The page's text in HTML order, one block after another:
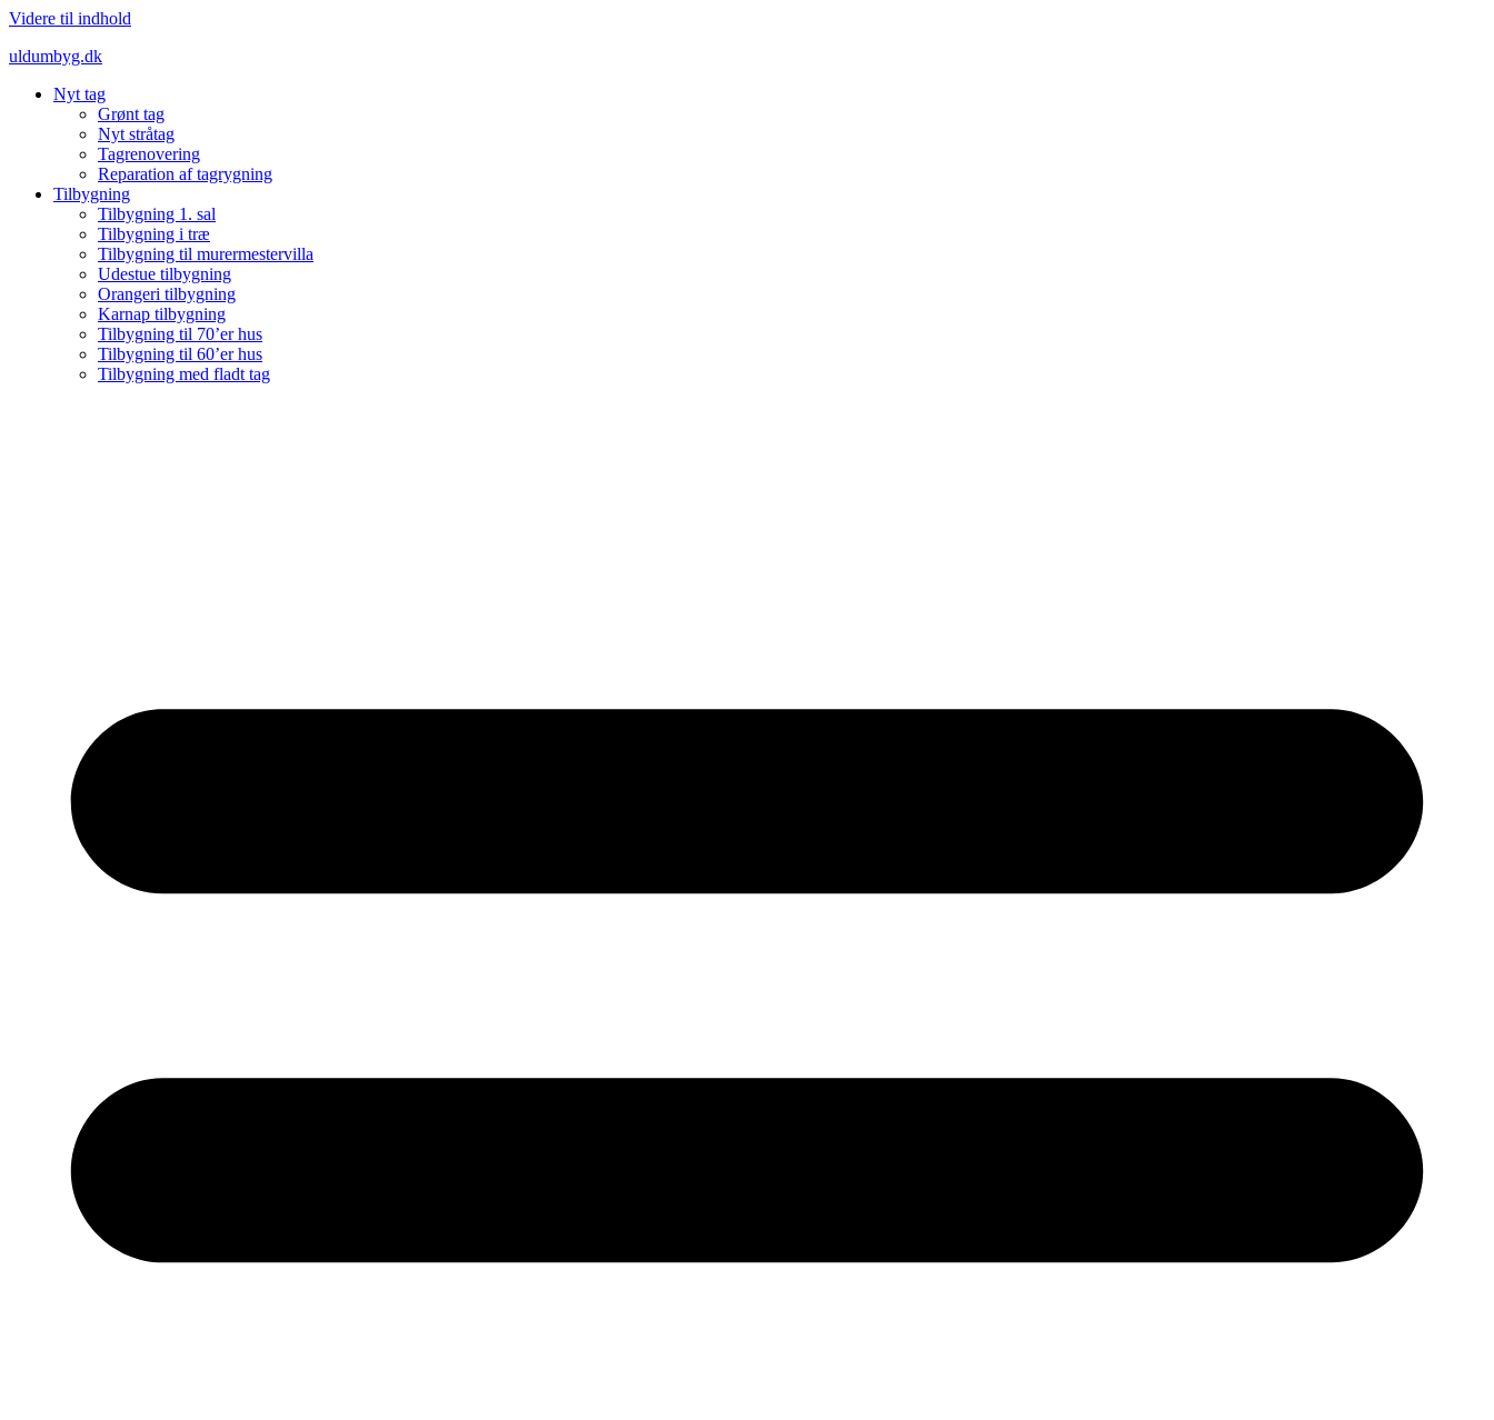
Videre til indhold
uldumbyg.dk
Nyt tag
Grønt tag
Nyt stråtag
Tagrenovering
Reparation af tagrygning
Tilbygning
Tilbygning 1. sal
Tilbygning i træ
Tilbygning til murermestervilla
Udestue tilbygning
Orangeri tilbygning
Karnap tilbygning
Tilbygning til 70’er hus
Tilbygning til 60’er hus
Tilbygning med fladt tag